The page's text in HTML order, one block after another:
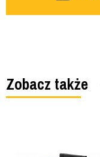
Zobacz także